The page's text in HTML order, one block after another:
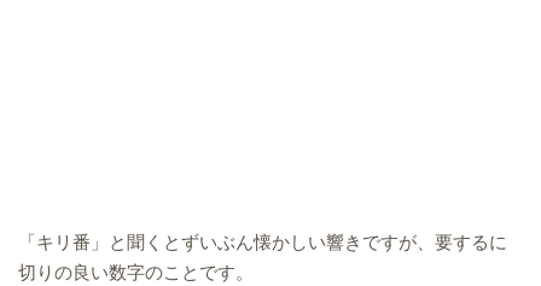
「キリ番」と聞くとずいぶん懐かしい響きですが、要するに
切りの良い数字のことです。